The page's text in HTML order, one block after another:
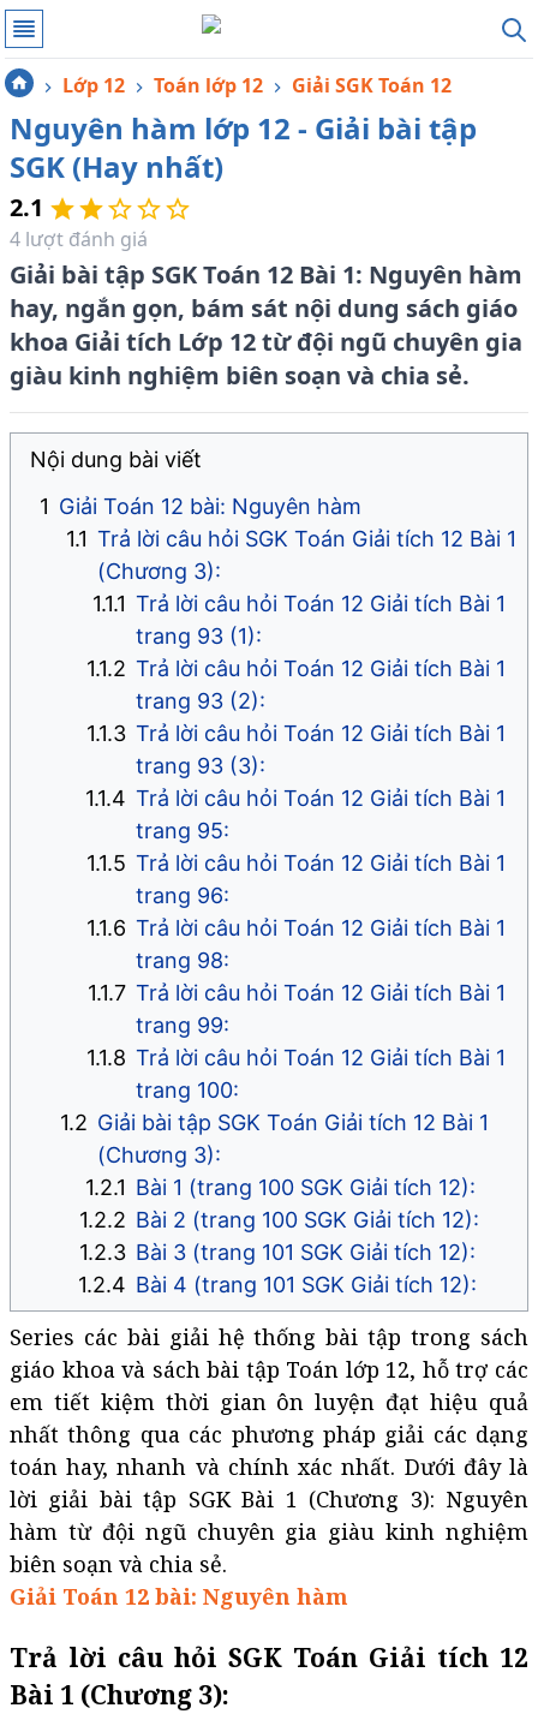
Lớp 12 Toán lớp 12 Giải SGK Toán 12
Nguyên hàm lớp 12 - Giải bài tập
SGK (Hay nhất)
Giải bài tập SGK Toán 12 Bài 1: Nguyên hàm
hay, ngắn gọn, bám sát nội dung sách giáo
khoa Giải tích Lớp 12 từ đội ngũ chuyên gia
giàu kinh nghiệm biên soạn và chia sẻ.
2.1
4 lượt đánh giá
Nội dung bài viết
Giải Toán 12 bài: Nguyên hàm
Trả lời câu hỏi SGK Toán Giải tích 12 Bài 1
(Chương 3):
Trả lời câu hỏi Toán 12 Giải tích Bài 1
trang 93 (1):
Trả lời câu hỏi Toán 12 Giải tích Bài 1
trang 93 (2):
Trả lời câu hỏi Toán 12 Giải tích Bài 1
trang 93 (3):
Trả lời câu hỏi Toán 12 Giải tích Bài 1
trang 95:
Trả lời câu hỏi Toán 12 Giải tích Bài 1
trang 96:
Trả lời câu hỏi Toán 12 Giải tích Bài 1
trang 98:
Trả lời câu hỏi Toán 12 Giải tích Bài 1
trang 99:
Trả lời câu hỏi Toán 12 Giải tích Bài 1
trang 100:
Giải bài tập SGK Toán Giải tích 12 Bài 1
(Chương 3):
Bài 1 (trang 100 SGK Giải tích 12):
Bài 2 (trang 100 SGK Giải tích 12):
Bài 3 (trang 101 SGK Giải tích 12):
Bài 4 (trang 101 SGK Giải tích 12):
Series các bài giải hệ thống bài tập trong sách
giáo khoa và sách bài tập Toán lớp 12, hỗ trợ các
em tiết kiệm thời gian ôn luyện đạt hiệu quả
nhất thông qua các phương pháp giải các dạng
toán hay, nhanh và chính xác nhất. Dưới đây là
lời giải bài tập SGK Bài 1 (Chương 3): Nguyên
hàm từ đội ngũ chuyên gia giàu kinh nghiệm
biên soạn và chia sẻ.
Giải Toán 12 bài: Nguyên hàm
Trả lời câu hỏi SGK Toán Giải tích 12
Bài 1 (Chương 3):